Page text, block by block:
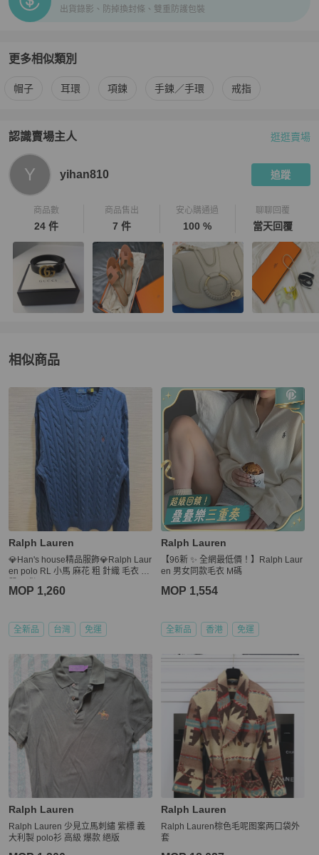
出貨錄影、防掉換封條、雙重防護包裝
更多相似類別
更多Polo Ralph Lauren女士配件相似商品推薦
帽子 耳環 項鍊 手鍊／手環 戒指
認識賣場主人
PopChill 拍拍圈嚴選賣家
逛逛賣場
Y yihan810 追蹤
商品數
24 件
商品售出
7 件
安心購通過
100 %
聊聊回覆
當天回覆
相似商品
更多相似 Polo Ralph Lauren 女士配件推薦精品
Ralph Lauren
💎Han's house精品服飾💎Ralph Laur
en polo RL 小馬 麻花 粗 針織 毛衣 棉
MOP 1,260
全新品 台灣 免運
Ralph Lauren
【96新 ✨ 全網最低價！】Ralph Laur
en 男女同款毛衣 M碼
MOP 1,554
全新品 香港 免運
Ralph Lauren
Ralph Lauren 少見立馬刺繡 紫標 義
大利製 polo衫 高級 爆款 絕版
Ralph Lauren
Ralph Lauren棕色毛呢图案两口袋外
套